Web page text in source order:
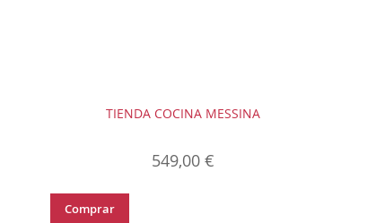
TIENDA COCINA MESSINA
549,00 €
Comprar